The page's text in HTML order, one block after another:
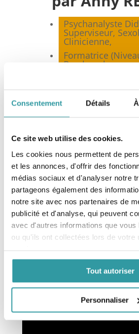
Consentement Détails
Ce site web utilise des cookies.
Les cookies nous permettent de
et les annonces, d'offrir des
médias sociaux et d'analyser notre
partageons également des
notre site avec nos partenaires de
publicité et d'analyse, qui peuvent
avec d'autres informations que vous
ou qu'ils ont collectées lors de votre
Tout autoriser
Personnaliser
Psychanalyste
Superviseur,
Clinicienne,
Formatrice
Psychanalyse,
Nationale de
(FNP)*, Marseille,
Membre de la
de Psychanalyse
Membre du
des Sexologues
(SNSC), Toulouse,
Membre de la
Française de
Clinique (SFSC),
Financement des
Notre organisme de formation
répertoireDataDock
à partir du 15/05/2019 sous le